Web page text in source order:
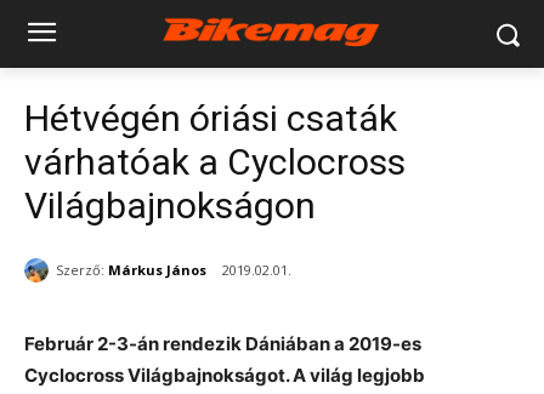
Hétvégén óriási csaták
várhatóak a Cyclocross
Világbajnokságon
Szerző: Márkus János 2019.02.01.
Február 2-3-án rendezik Dániában a 2019-es
Cyclocross Világbajnokságot. A világ legjobb